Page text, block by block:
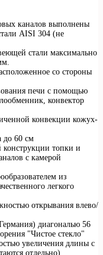
каналов выполнены
AISI 304 (не
стали максимально
со стороны
печи с помощью
конвектор
конвекции кожух-
до 60 см
топки и
с камерой
из
легкого
открывания влево/
диагональю 56
"Чистое стекло"
увеличения длины с
отдельно)